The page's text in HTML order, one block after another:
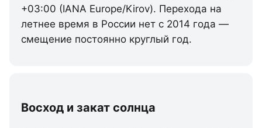
+03:00 (IANA Europe/Kirov). Перехода на
летнее время в России нет с 2014 года —
смещение постоянно круглый год.
Восход и закат солнца